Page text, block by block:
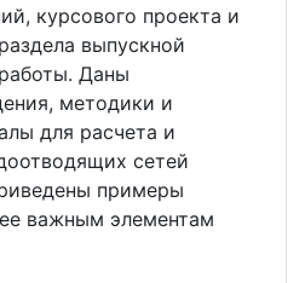
курсового проекта и
выпускной
Даны
методики и
для расчета и
сетей
примеры
важным элементам